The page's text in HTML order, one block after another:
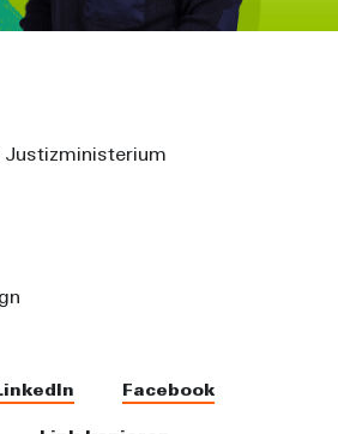
Justizministerium
Facebook